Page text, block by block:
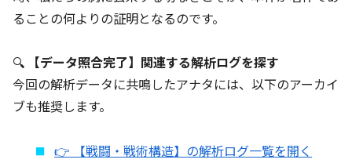
ることの何よりの証明となるのです。
🔍 【データ照合完了】関連する解析ログを探す
今回の解析データに共鳴したアナタには、以下のアーカイ
ブも推奨します。
👉 【戦闘・戦術構造】の解析ログ一覧を開く